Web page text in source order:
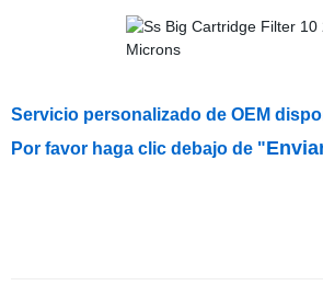
Servicio personalizado de OEM
Por favor haga clic debajo de "